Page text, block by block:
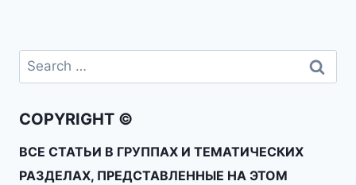
COPYRIGHT ©
ВСЕ СТАТЬИ В ГРУППАХ И ТЕМАТИЧЕСКИХ
РАЗДЕЛАХ, ПРЕДСТАВЛЕННЫЕ НА ЭТОМ